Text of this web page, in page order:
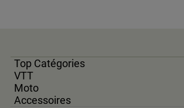
Top Catégories
VTT
Moto
Accessoires